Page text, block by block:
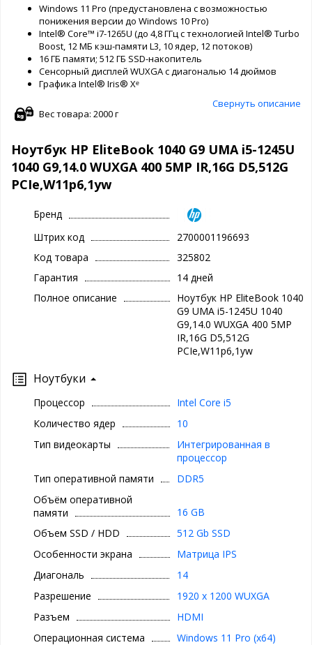
Windows 11 Pro (предустановлена ​​с возможностью
понижения версии до Windows 10 Pro)
Intel®️ Core™️ i7-1265U (до 4,8 ГГц с технологией Intel®️ Turbo
Boost, 12 МБ кэш-памяти L3, 10 ядер, 12 потоков)
16 ГБ памяти; 512 ГБ SSD-накопитель
Сенсорный дисплей WUXGA с диагональю 14 дюймов
Графика Intel® Iris® Xᵉ
Свернуть описание
Вес товара: 2000 г
Ноутбук HP EliteBook 1040 G9 UMA i5-1245U
1040 G9,14.0 WUXGA 400 5MP IR,16G D5,512G
PCIe,W11p6,1yw
Бренд
Штрих код
2700001196693
Код товара
325802
Гарантия
14 дней
Полное описание
Ноутбук HP EliteBook 1040
G9 UMA i5-1245U 1040
G9,14.0 WUXGA 400 5MP
IR,16G D5,512G
PCIe,W11p6,1yw
Ноутбуки
Процессор
Intel Core i5
Количество ядер
10
Тип видеокарты
Интегрированная в
процессор
Тип оперативной памяти
DDR5
Объём оперативной
памяти
16 GB
Объем SSD / HDD
512 Gb SSD
Особенности экрана
Матрица IPS
Диагональ
14
Разрешение
1920 x 1200 WUXGA
Разъем
HDMI
Операционная система
Windows 11 Pro (x64)